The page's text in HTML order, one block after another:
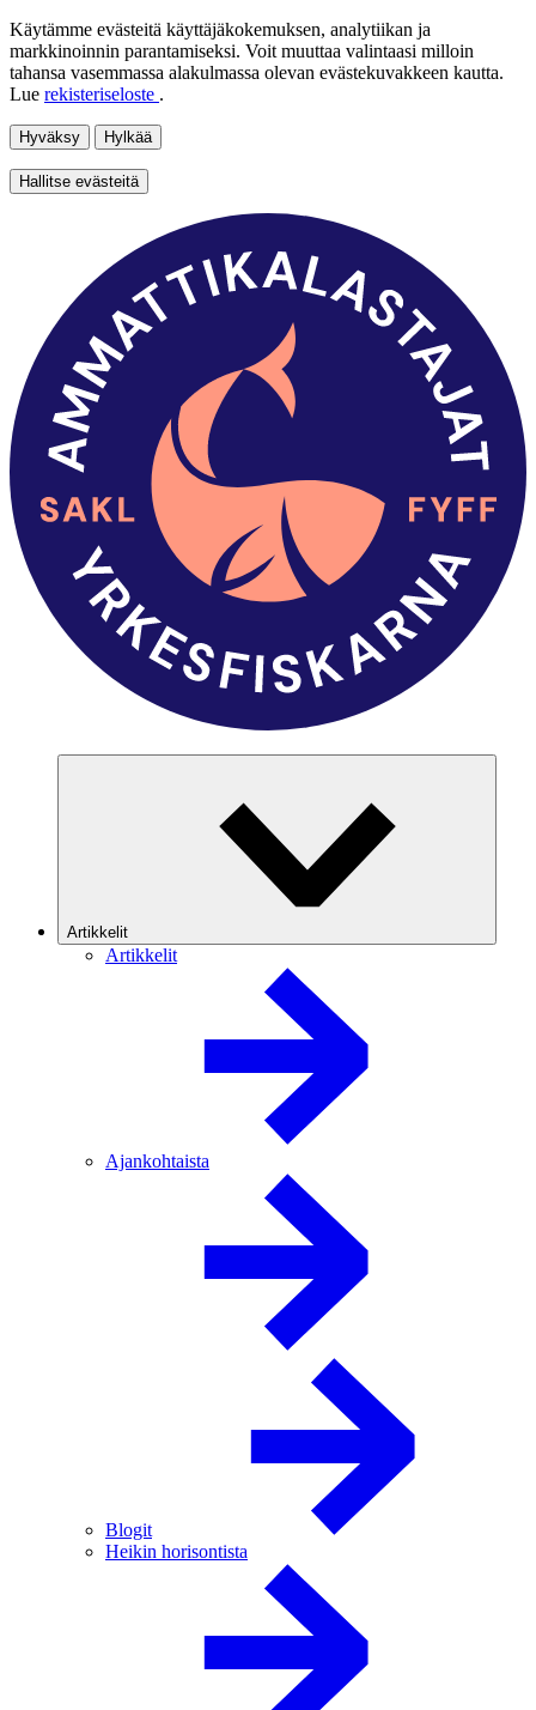
Käytämme evästeitä käyttäjäkokemuksen, analytiikan ja
markkinoinnin parantamiseksi. Voit muuttaa valintaasi milloin
tahansa vasemmassa alakulmassa olevan evästekuvakkeen kautta.
Lue rekisteriseloste .
Hyväksy Hylkää
Hallitse evästeitä
Artikkelit
Artikkelit
Ajankohtaista
Blogit
Heikin horisontista